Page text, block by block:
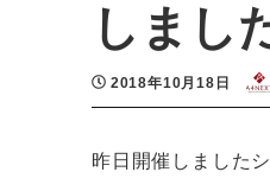
しまし
投稿日
2018年10月18日 著者
昨日開催しました